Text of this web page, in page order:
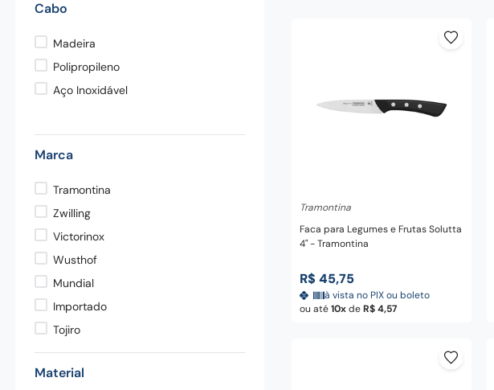
Cabo
Madeira
Polipropileno
Aço Inoxidável
Marca
Tramontina
Zwilling
Victorinox
Wusthof
Mundial
Importado
Tojiro
Ballarini
Global
Material
Tramontina
Faca para Legumes e Frutas Solutta
4" - Tramontina
R$ 45,75
à vista no PIX ou boleto
ou até10 deR$ 4,57